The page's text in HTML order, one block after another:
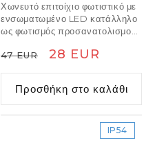
Χωνευτό επιτοίχιο φωτιστικό με
ενσωματωμένο LED κατάλληλο
ως φωτισμός προσανατολισμού
Κανονική
τιμή
47 EUR
Τιμή
έκπτωσης
28 EUR
Προσθήκη στο καλάθι
IP54